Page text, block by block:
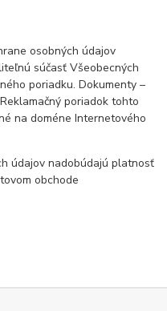
osobných údajov
súčasť Všeobecných
poriadku. Dokumenty –
poriadok tohto
na doméne Internetového
údajov nadobúdajú platnosť
obchode